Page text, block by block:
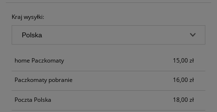
Kraj wysyłki:
home Paczkomaty 15,00 zł
Paczkomaty pobranie 16,00 zł
Poczta Polska 18,00 zł